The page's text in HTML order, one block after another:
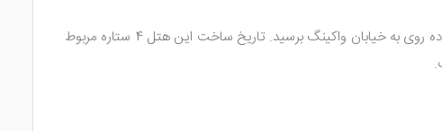
یکی از بهترین پیشنهاد ها ما به شما برای اقامتی دلچسب است. در این هتل شما می توانید با 650 متر پیاده روی به خیابان واکینگ برسید. تاریخ ساخت این هتل 4 ستاره مربوط